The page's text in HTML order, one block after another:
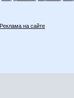
Реклама на сайте